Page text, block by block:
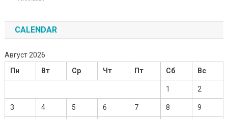
CALENDAR
Август 2026
Пн
Вт Ср Чт Пт Сб Вс
1 2
3 4 5 6 7 8 9